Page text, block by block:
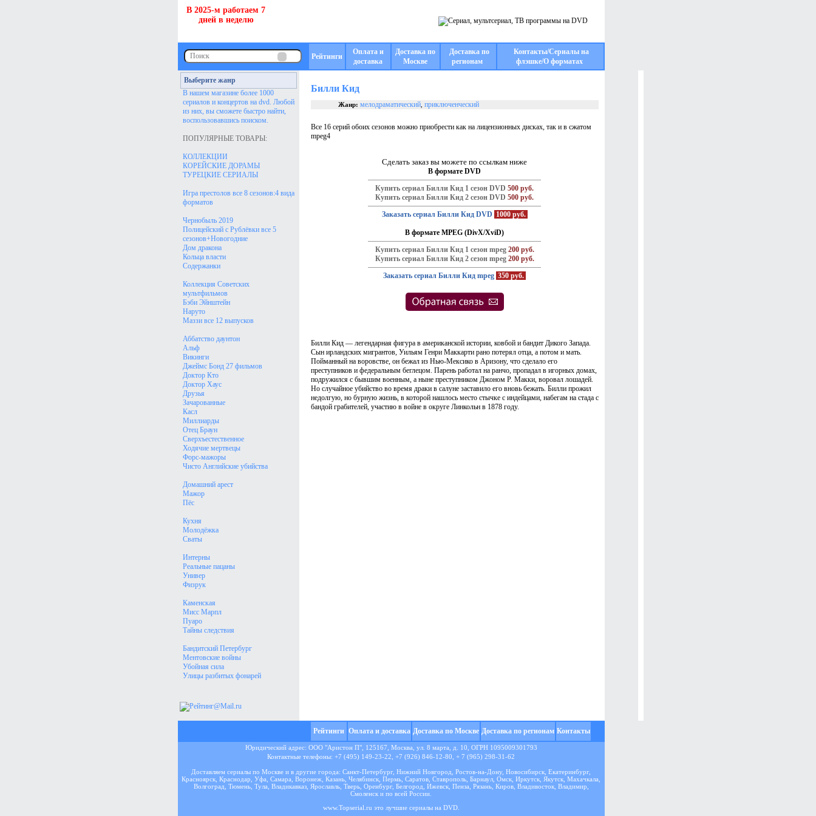
В 2025-м работаем 7
дней в неделю
Рейтинги
Оплата и
доставка
Доставка по
Москве
Доставка по
регионам
Контакты/Сериалы на
флэшке/О форматах
Выберите жанр
В нашем магазине более 1000
сериалов и концертов на dvd. Любой
из них, вы сможете быстро найти,
воспользовавшись поиском.
ПОПУЛЯРНЫЕ ТОВАРЫ:
КОЛЛЕКЦИИ
КОРЕЙСКИЕ ДОРАМЫ
ТУРЕЦКИЕ СЕРИАЛЫ
Игра престолов все 8 сезонов:4 вида
форматов
Чернобыль 2019
Полицейский с Рублёвки все 5
сезонов+Новогодние
Дом дракона
Кольца власти
Содержанки
Коллекция Советских
мультфильмов
Бэби Эйнштейн
Наруто
Маззи все 12 выпусков
Аббатство даунтон
Альф
Викинги
Джеймс Бонд 27 фильмов
Доктор Кто
Доктор Хаус
Друзья
Зачарованные
Касл
Миллиарды
Отец Браун
Сверхъестественное
Ходячие мертвецы
Форс-мажоры
Чисто Английские убийства
Домашний арест
Мажор
Пёс
Кухня
Молодёжка
Сваты
Интерны
Реальные пацаны
Универ
Физрук
Каменская
Мисс Марпл
Пуаро
Тайны следствия
Бандитский Петербург
Ментовские войны
Убойная сила
Улицы разбитых фонарей
Билли Кид
Жанр: мелодраматический, приключенческий
Все 16 серий обоих сезонов можно приобрести как на лицензионных дисках, так и в сжатом
mpeg4
Сделать заказ вы можете по ссылкам ниже
В формате DVD
Купить сериал Билли Кид 1 сезон DVD 500 руб.
Купить сериал Билли Кид 2 сезон DVD 500 руб.
Заказать сериал Билли Кид DVD 1000 руб.
В формате MPEG (DivX/XviD)
Купить сериал Билли Кид 1 сезон mpeg200 руб.
Купить сериал Билли Кид 2 сезон mpeg200 руб.
Заказать сериал Билли Кид mpeg 350 руб.
Билли Кид — легендарная фигура в американской истории, ковбой и бандит Дикого Запада.
Сын ирландских мигрантов, Уильям Генри Маккарти рано потерял отца, а потом и мать.
Пойманный на воровстве, он бежал из Нью-Мексико в Аризону, что сделало его
преступников и федеральным беглецом. Парень работал на ранчо, пропадал в игорных домах,
подружился с бывшим военным, а ныне преступником Джоном Р. Макки, воровал лошадей.
Но случайное убийство во время драки в салуне заставило его вновь бежать. Билли прожил
недолгую, но бурную жизнь, в которой нашлось место стычке с индейцами, набегам на стада с
бандой грабителей, участию в войне в округе Линкольн в 1878 году.
Рейтинги Оплата и доставка Доставка по Москве Доставка по регионам Контакты
Юридический адрес: ООО "Аристон П", 125167, Москва, ул. 8 марта, д. 10, ОГРН 1095009301793
Контактные телефоны: +7 (495) 149-23-22, +7 (926) 846-12-80, + 7 (965) 298-31-62
Доставляем сериалы по Москве и в другие города: Санкт-Петербург, Нижний Новгород, Ростов-на-Дону, Новосибирск, Екатеринбург,
Красноярск, Краснодар, Уфа, Самара, Воронеж, Казань, Челябинск, Пермь, Саратов, Ставрополь, Барнаул, Омск, Иркутск, Якутск, Махачкала,
Волгоград, Тюмень, Тула, Владикавказ, Ярославль, Тверь, Оренбург, Белгород, Ижевск, Пенза, Рязань, Киров, Владивосток, Владимир,
Смоленск и по всей России.
www.Topserial.ru это лучшие сериалына DVD.